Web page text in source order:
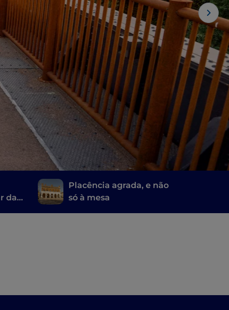
da
Placência agrada, e não
só à mesa